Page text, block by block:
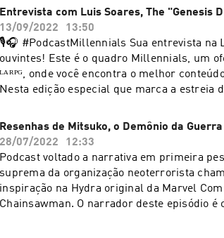
verdadeiro significado, além da sua própria
ela se tornou com o passar dos anos, bem
nossa comunidade. Confira a entrevista completa e fique por dentro do universo
Millennium Society. Curta, compartilhe e
Juntos, somos um conto que não vai ter fim! ⚡
@millenniumsocietyrpg Facebook: @millenniumsocietyrpg Twitch:
@millenniumsocietyrpg Spotify: @millenniumsocietyrpg ㅤㅤ #quadromillennials
#histórias #tramas #millenniumsocietylarpg
Entrevista com Luis Soares, The "Genesis
13/09/2022
13:50
🎙🎧 #PodcastMillennials Sua entrevista na Live Action! ⚡
ouvintes! Este é o quadro Millennials, um oferecimento da Mɪʟʟᴇɴɴɪᴜᴍ Sᴏᴄɪᴇᴛʏ
ᴸᴬᴿᴾᴳ, onde você encontra o melhor
Nesta edição especial que marca a estreia
Dunhill, fala sobre sua posição como Game
acontecimentos envolvendo sua pessoa e o
Confira a entrevista completa e fique por
Curta, compartilhe e siga as nossas outras
conto que não vai ter fim! Instagram:
@millenniumsocietyrpg Twitch: @millenniumsocietyrpg Spotify:
Resenhas de Mitsuko, o Demônio da Guerra
28/07/2022
12:33
Podcast voltado a narrativa em primeira
suprema da organização neoterrorista
inspiração na Hydra original da Marvel
Chainsawman. O narrador deste episódio